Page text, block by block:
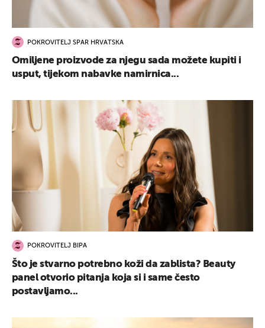
POKROVITELJ SPAR HRVATSKA
Omiljene proizvode za njegu sada možete kupiti i
usput, tijekom nabavke namirnica...
POKROVITELJ BIPA
Što je stvarno potrebno koži da zablista? Beauty
panel otvorio pitanja koja si i same često
postavljamo...